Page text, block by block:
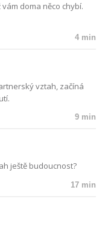
doma něco chybí.
4 min
vztah, začíná
9 min
ještě budoucnost?
17 min